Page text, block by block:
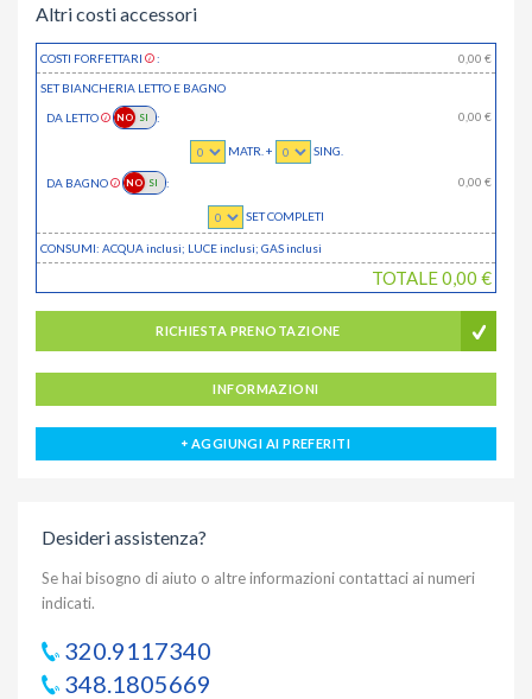
Altri costi accessori
COSTI FORFETTARI : 0,00 €
SET BIANCHERIA LETTO E BAGNO
DA LETTO : 0,00 €
MATR. + SING.
DA BAGNO : 0,00 €
SET COMPLETI
CONSUMI: ACQUAinclusi; LUCEinclusi; GASinclusi
TOTALE0,00 €
RICHIESTA PRENOTAZIONE
INFORMAZIONI
AGGIUNGI AI PREFERITI
Desideri assistenza?
Se hai bisogno di aiuto o altre informazioni contattaci ai numeri
indicati.
320.9117340
348.1805669